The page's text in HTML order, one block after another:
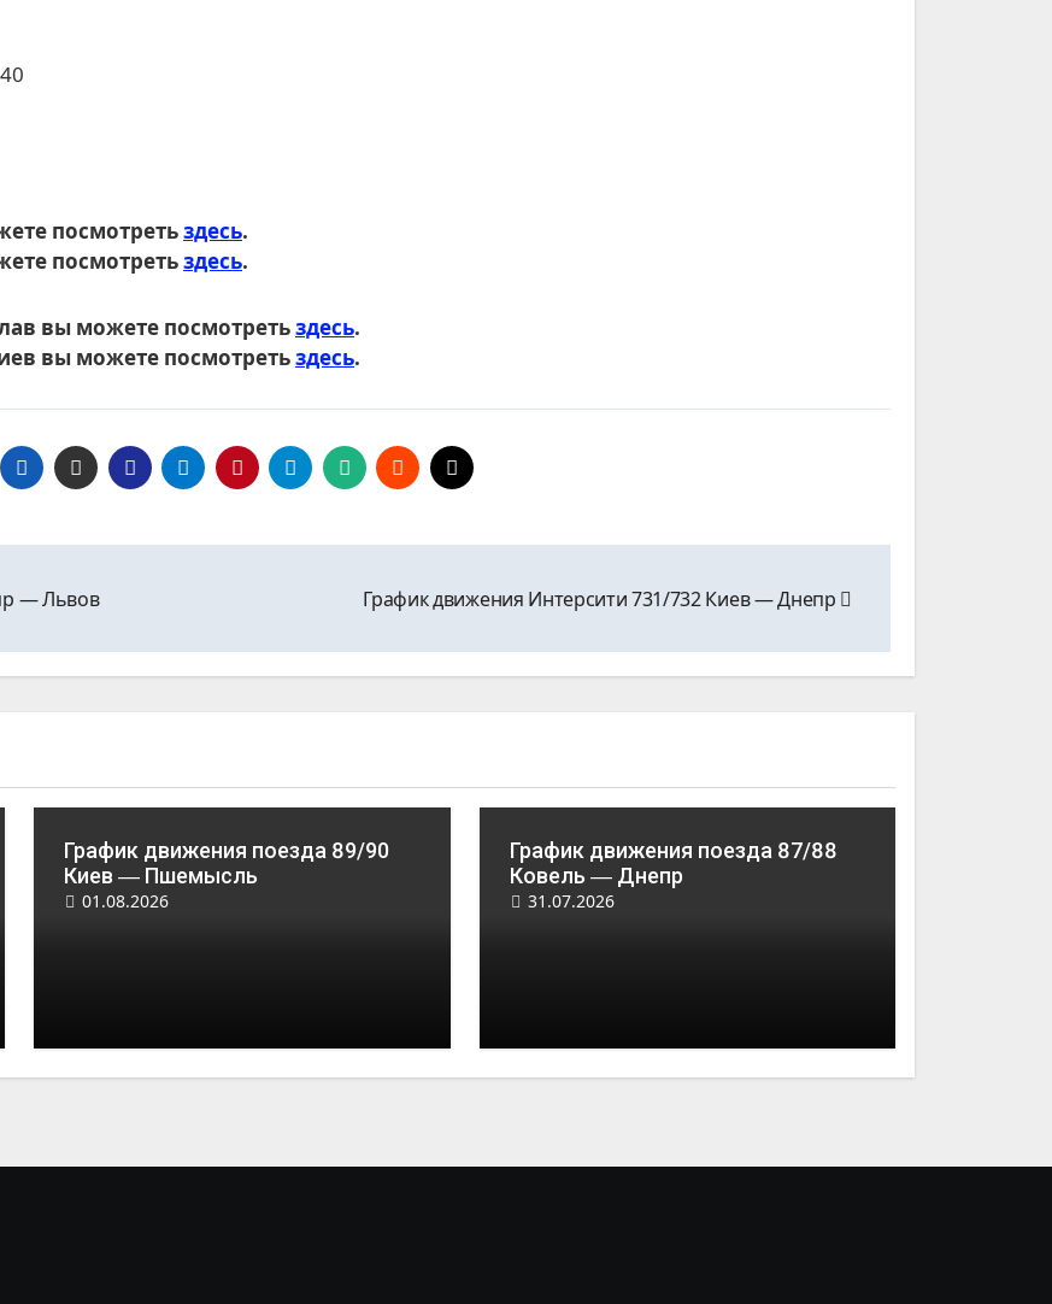
посмотретьздесь.
посмотретьздесь.
вы можете посмотретьздесь.
вы можете посмотретьздесь.
― Львов График движения Интерсити 731/732 Киев ― Днепр
График движения поезда 89/90
Киев ― Пшемысль
01.08.2026
График движения поезда 87/88
Ковель ― Днепр
31.07.2026